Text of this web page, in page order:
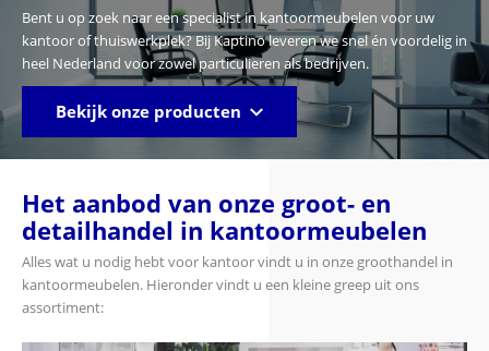
Bent u op zoek naar een specialist in kantoormeubelen voor uw
kantoor of thuiswerkplek? Bij Kaptino leveren we snel én voordelig in
heel Nederland voor zowel particulieren als bedrijven.
Bekijk onze producten
Het aanbod van onze groot- en
detailhandel in kantoormeubelen
Alles wat u nodig hebt voor kantoor vindt u in onze groothandel in
kantoormeubelen. Hieronder vindt u een kleine greep uit ons
assortiment: